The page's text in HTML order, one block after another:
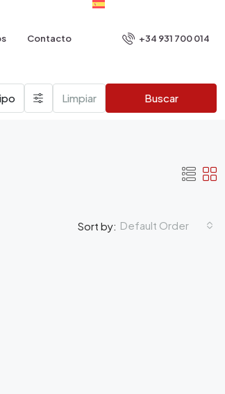
Contacto +34 931 700 014
Limpiar Buscar
Sort by: Default Order